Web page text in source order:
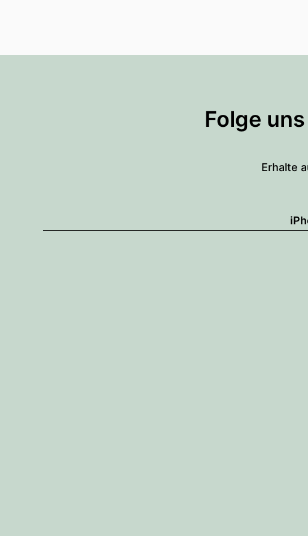
Folge
Erhalte